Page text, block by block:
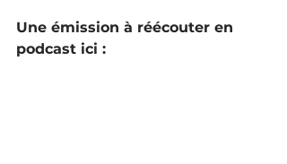
Une émission à réécouter en
podcast ici :